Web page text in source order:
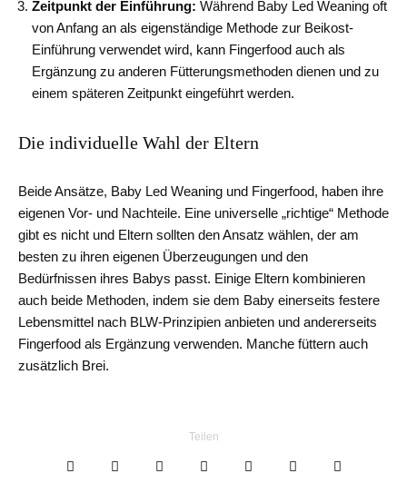
Zeitpunkt der Einführung: Während Baby Led Weaning oft
von Anfang an als eigenständige Methode zur Beikost-
Einführung verwendet wird, kann Fingerfood auch als
Ergänzung zu anderen Fütterungsmethoden dienen und zu
einem späteren Zeitpunkt eingeführt werden.
Die individuelle Wahl der Eltern
Beide Ansätze, Baby Led Weaning und Fingerfood, haben ihre
eigenen Vor- und Nachteile. Eine universelle „richtige“ Methode
gibt es nicht und Eltern sollten den Ansatz wählen, der am
besten zu ihren eigenen Überzeugungen und den
Bedürfnissen ihres Babys passt. Einige Eltern kombinieren
auch beide Methoden, indem sie dem Baby einerseits festere
Lebensmittel nach BLW-Prinzipien anbieten und andererseits
Fingerfood als Ergänzung verwenden. Manche füttern auch
zusätzlich Brei.
Teilen